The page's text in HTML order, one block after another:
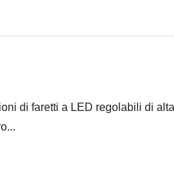
di faretti a LED regolabili di